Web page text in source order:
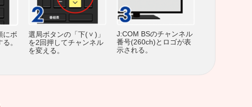
にボ
。
選局ボタンの「下(
)」
を2回押してチャンネル
を変える。
J:COM BSのチャンネル
番号(260ch)とロゴが表
示される。